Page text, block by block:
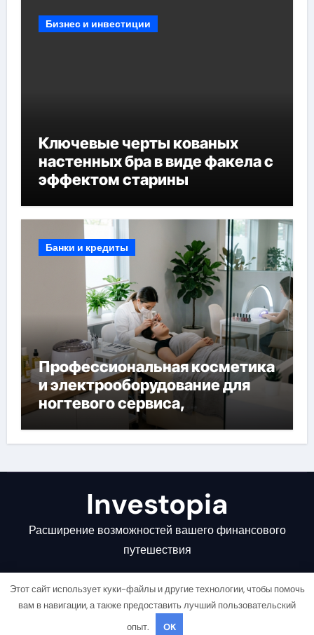
Бизнес и инвестиции
Ключевые черты кованых
настенных бра в виде факела с
эффектом старины
Банки и кредиты
Профессиональная косметика
и электрооборудование для
ногтевого сервиса,
наращивания ресниц и
депиляции
Investopia
Расширение возможностей вашего финансового
путешествия
Copyright © All rights reserved |
Этот сайт использует куки-файлы и другие технологии, чтобы помочь
вам в навигации, а также предоставить лучший пользовательский
опыт.
OK